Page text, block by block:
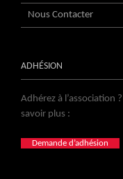
Nous Contacter
ADHÉSION
Adhérez à l’association
savoir plus :
Demande d’adhésion